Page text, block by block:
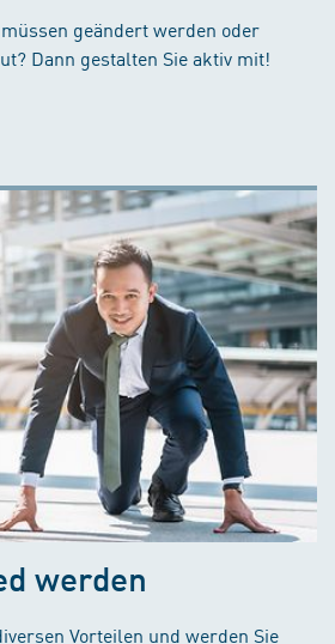
geändert werden oder
Dann gestalten Sie aktiv mit!
werden
Vorteilen und werden Sie